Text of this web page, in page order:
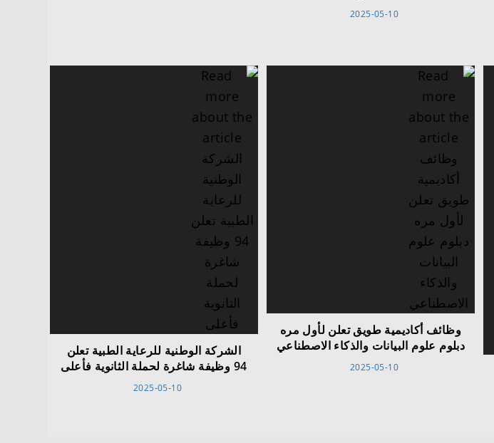
2025-05-10
الشركة الوطنية للرعاية الطبية تعلن
94 وظيفة شاغرة لحملة الثانوية فأعلى
2025-05-10
وظائف أكاديمية طويق تعلن لأول مره
دبلوم علوم البيانات والذكاء الاصطناعي
2025-05-10